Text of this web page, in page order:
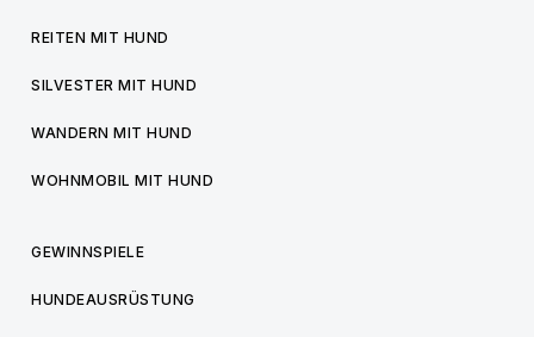
REITEN MIT HUND
SILVESTER MIT HUND
WANDERN MIT HUND
WOHNMOBIL MIT HUND
GEWINNSPIELE
HUNDEAUSRÜSTUNG